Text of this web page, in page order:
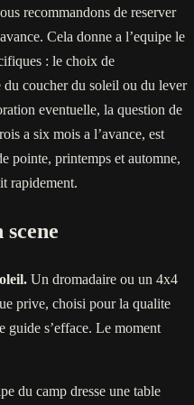
recommandons de reserver
Cela donne a l’equipe le
: le choix de
du coucher du soleil ou du lever
eventuelle, la question de
a six mois a l’avance, est
pointe, printemps et automne,
rapidement.
scene
Un dromadaire ou un 4x4
prive, choisi pour la qualite
guide s’efface. Le moment
du camp dresse une table